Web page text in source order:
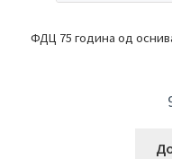
ФДЦ 75 година од